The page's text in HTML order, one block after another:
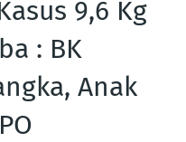
9,6 Kg
: BK
Anak